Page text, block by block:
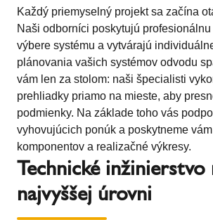
Každý priemyselný projekt sa začína
Naši odborníci poskytujú
výbere systému a vytvárajú
plánovania vašich systémov odvodu
vám len za stolom: naši špecialisti
prehliadky priamo na mieste, aby
podmienky. Na základe toho vás
vyhovujúcich ponúk a poskytneme
komponentov a realizačné výkresy.
Technické inžinierstvo
najvyššej úrovni